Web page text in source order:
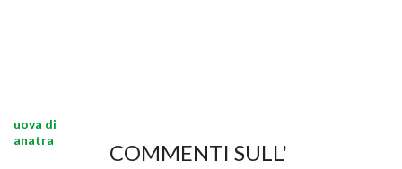
uova di
anatra
COMMENTI SULL'